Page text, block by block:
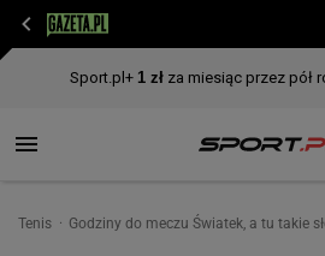
Tenis Godziny do meczu Światek, a tu takie